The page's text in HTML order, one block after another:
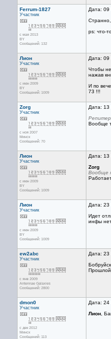
Ferrum-1827
Участник
с мая 2013
BY
Сообщений: 132
Дата: 09
ps: что-
Лион
Участник
с июн 2009
BY
Сообщений: 1009
Дата: 09
Чтобы
нажав
И по
73 !!!
Zorg
Участник
с ноя 2007
Минск
Сообщений: 70
Дата: 13
Вообще
Лион
Участник
с июн 2009
BY
Сообщений: 1009
Дата: 13
Zorg
Вообще
Лион
Участник
с июн 2009
BY
Сообщений: 1009
Дата: 23
Идет
инфы
ew2abc
Участник
с янв 2009
Antennae Galaxies
Сообщений: 2800
Дата: 23
Бобруйск
Прошлой
dmon0
Участник
с дек 2012
Минск
Сообщений: 113
Дата: 24
Лион ,